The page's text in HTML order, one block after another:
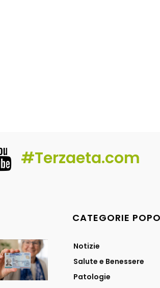
#Terzaeta.com
CATEGORIE
Notizie
Salute e Benessere
Patologie